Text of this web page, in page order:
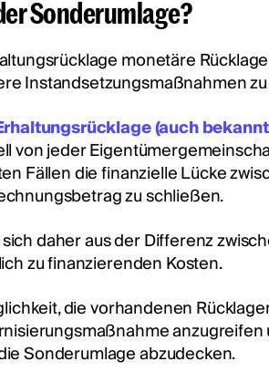
Sonderumlage?
monetäre
Instandsetzungsmaßnahmen
(auch
von jeder
Fällen die finanzielle Lücke
zu schließen.
daher aus der Differenz
zu finanzierenden Kosten.
die vorhandenen
Sonderumlage abzudecken.